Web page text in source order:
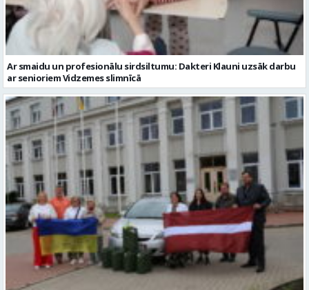
Ar smaidu un profesionālu sirdsiltumu: Dakteri Klauni uzsāk darbu
ar senioriem Vidzemes slimnīcā